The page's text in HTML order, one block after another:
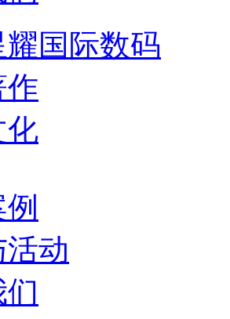
耀国际数码
作
化
动